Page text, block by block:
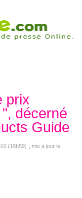
prix
décerné
Guide
(18h59)
, mis a jour le